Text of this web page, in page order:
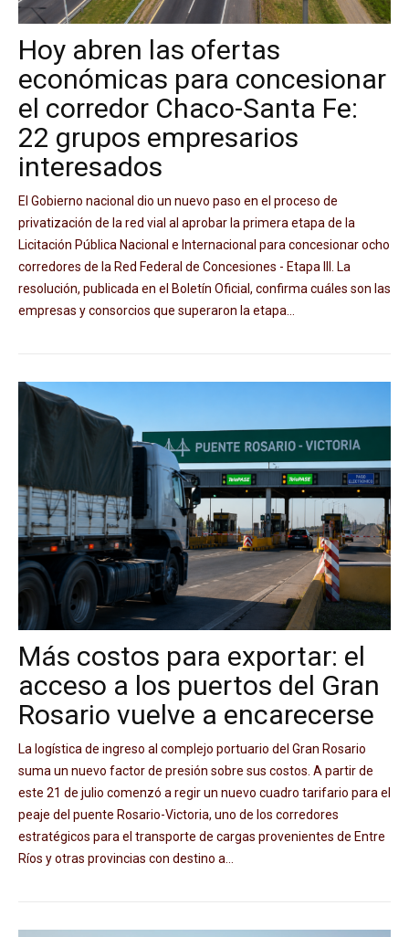
Hoy abren las ofertas
económicas para concesionar
el corredor Chaco-Santa Fe:
22 grupos empresarios
interesados
El Gobierno nacional dio un nuevo paso en el proceso de
privatización de la red vial al aprobar la primera etapa de la
Licitación Pública Nacional e Internacional para concesionar ocho
corredores de la Red Federal de Concesiones - Etapa III. La
resolución, publicada en el Boletín Oficial, confirma cuáles son las
empresas y consorcios que superaron la etapa...
Más costos para exportar: el
acceso a los puertos del Gran
Rosario vuelve a encarecerse
La logística de ingreso al complejo portuario del Gran Rosario
suma un nuevo factor de presión sobre sus costos. A partir de
este 21 de julio comenzó a regir un nuevo cuadro tarifario para el
peaje del puente Rosario-Victoria, uno de los corredores
estratégicos para el transporte de cargas provenientes de Entre
Ríos y otras provincias con destino a...